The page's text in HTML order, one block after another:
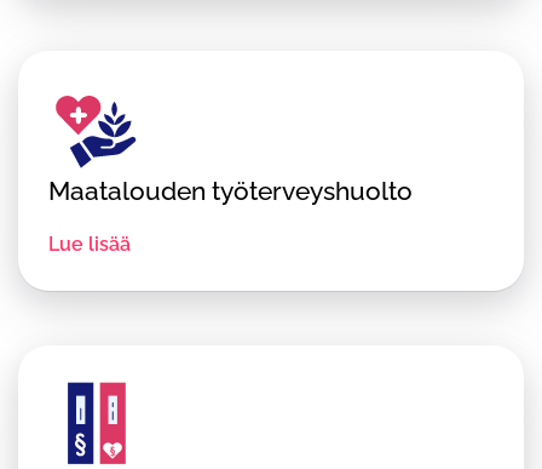
Maatalouden työterveyshuolto
Lue lisää